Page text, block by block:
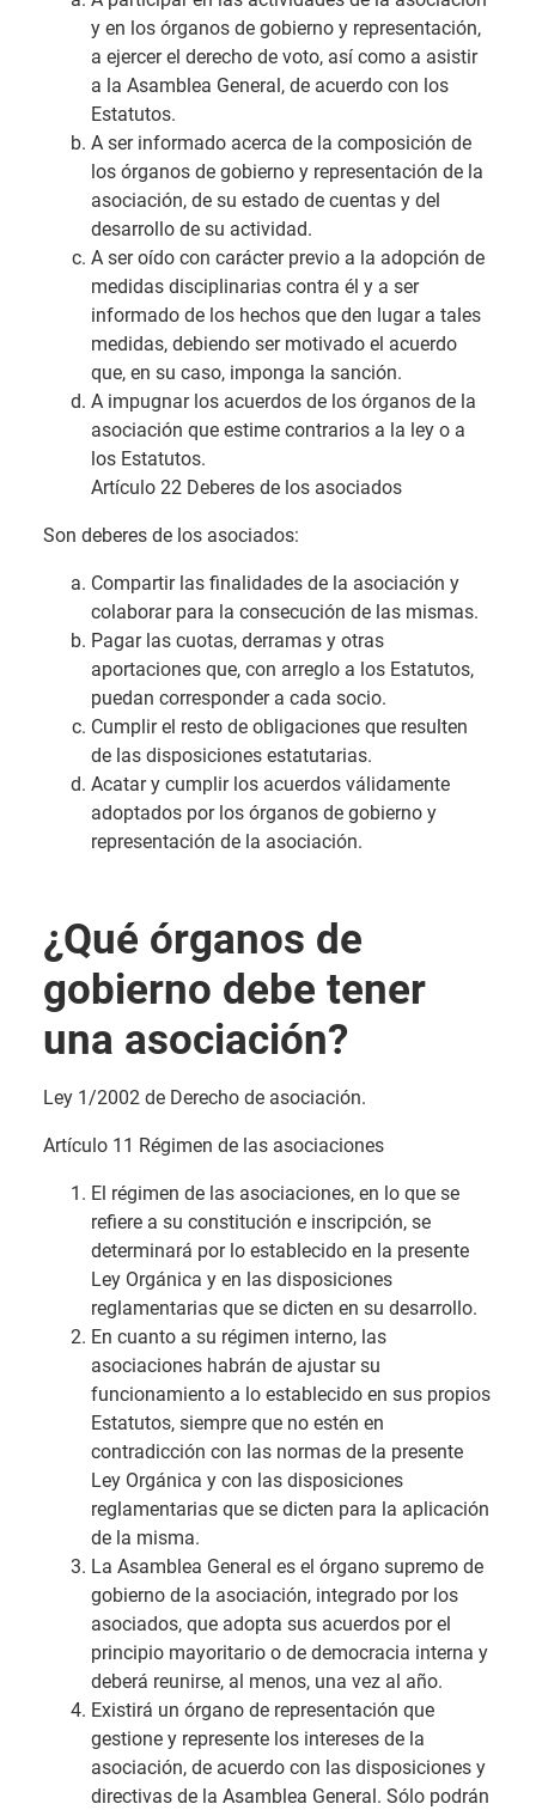
y en los órganos de gobierno y representación,
a ejercer el derecho de voto, así como a asistir
a la Asamblea General, de acuerdo con los
Estatutos.
A ser informado acerca de la composición de
los órganos de gobierno y representación de la
asociación, de su estado de cuentas y del
desarrollo de su actividad.
A ser oído con carácter previo a la adopción de
medidas disciplinarias contra él y a ser
informado de los hechos que den lugar a tales
medidas, debiendo ser motivado el acuerdo
que, en su caso, imponga la sanción.
A impugnar los acuerdos de los órganos de la
asociación que estime contrarios a la ley o a
los Estatutos.
Artículo 22 Deberes de los asociados
Son deberes de los asociados:
Compartir las finalidades de la asociación y
colaborar para la consecución de las mismas.
Pagar las cuotas, derramas y otras
aportaciones que, con arreglo a los Estatutos,
puedan corresponder a cada socio.
Cumplir el resto de obligaciones que resulten
de las disposiciones estatutarias.
Acatar y cumplir los acuerdos válidamente
adoptados por los órganos de gobierno y
representación de la asociación.
¿Qué órganos de
gobierno debe tener
una asociación?
Ley 1/2002 de Derecho de asociación.
Artículo 11 Régimen de las asociaciones
El régimen de las asociaciones, en lo que se
refiere a su constitución e inscripción, se
determinará por lo establecido en la presente
Ley Orgánica y en las disposiciones
reglamentarias que se dicten en su desarrollo.
En cuanto a su régimen interno, las
asociaciones habrán de ajustar su
funcionamiento a lo establecido en sus propios
Estatutos, siempre que no estén en
contradicción con las normas de la presente
Ley Orgánica y con las disposiciones
reglamentarias que se dicten para la aplicación
de la misma.
La Asamblea General es el órgano supremo de
gobierno de la asociación, integrado por los
asociados, que adopta sus acuerdos por el
principio mayoritario o de democracia interna y
deberá reunirse, al menos, una vez al año.
Existirá un órgano de representación que
gestione y represente los intereses de la
asociación, de acuerdo con las disposiciones y
directivas de la Asamblea General. Sólo podrán